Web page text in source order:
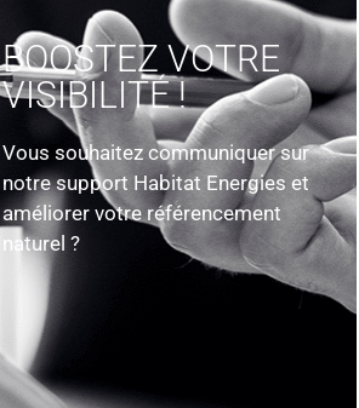
BOOSTEZ VOTRE
VISIBILITÉ !
Vous souhaitez communiquer sur
notre support Habitat Energies et
améliorer votre référencement
naturel ?